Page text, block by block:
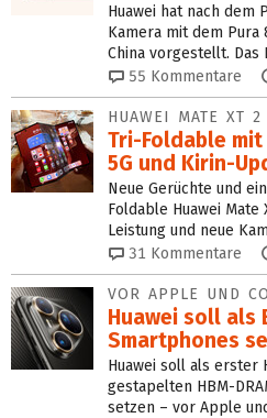
Huawei hat nach dem
Kamera mit dem
China vorgestellt. Das
55 Kommentare
HUAWEI MATE XT 2
Tri-Foldable
5G und Kirin-
Neue Gerüchte und
Foldable Huawei
Leistung und neue
31 Kommentare
VOR APPLE UND CO
Huawei soll als
Smartphones
Huawei soll als erster
gestapelten HBM-
setzen – vor Apple